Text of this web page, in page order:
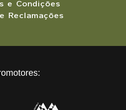
e Condições
Reclamações